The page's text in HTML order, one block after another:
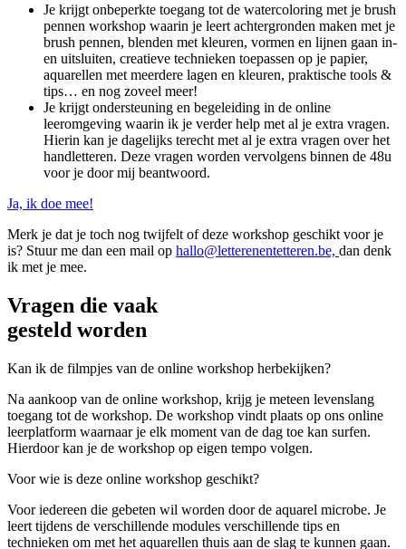
Je krijgt onbeperkte toegang tot de watercoloring met je brush
pennen workshop waarin je leert achtergronden maken met je
brush pennen, blenden met kleuren, vormen en lijnen gaan in-
en uitsluiten, creatieve technieken toepassen op je papier,
aquarellen met meerdere lagen en kleuren, praktische tools &
tips… en nog zoveel meer!
Je krijgt ondersteuning en begeleiding in de online
leeromgeving waarin ik je verder help met al je extra vragen.
Hierin kan je dagelijks terecht met al je extra vragen over het
handletteren. Deze vragen worden vervolgens binnen de 48u
voor je door mij beantwoord.
Ja, ik doe mee!
Merk je dat je toch nog twijfelt of deze workshop geschikt voor je
is? Stuur me dan een mail op hallo@letterenentetteren.be, dan denk
ik met je mee.
Vragen die vaak
gesteld worden
Kan ik de filmpjes van de online workshop herbekijken?
Na aankoop van de online workshop, krijg je meteen levenslang
toegang tot de workshop. De workshop vindt plaats op ons online
leerplatform waarnaar je elk moment van de dag toe kan surfen.
Hierdoor kan je de workshop op eigen tempo volgen.
Voor wie is deze online workshop geschikt?
Voor iedereen die gebeten wil worden door de aquarel microbe. Je
leert tijdens de verschillende modules verschillende tips en
technieken om met het aquarellen thuis aan de slag te kunnen gaan.